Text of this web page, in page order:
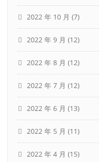
2022 年 10 月 (7)
2022 年 9 月 (12)
2022 年 8 月 (12)
2022 年 7 月 (12)
2022 年 6 月 (13)
2022 年 5 月 (11)
2022 年 4 月 (15)